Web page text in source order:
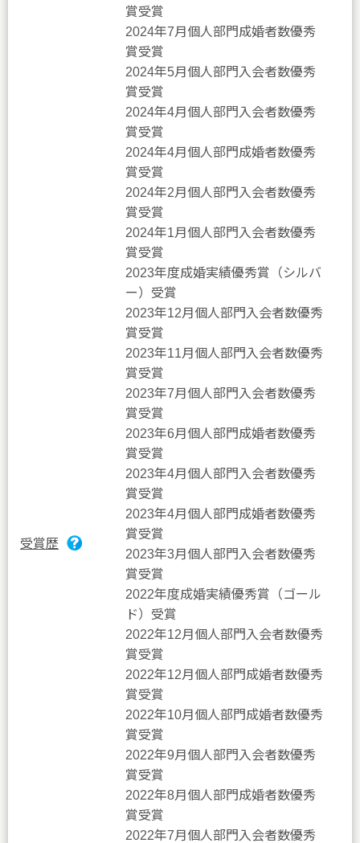
受賞歴
賞受賞
2024年7月個人部門成婚者数優秀
賞受賞
2024年5月個人部門入会者数優秀
賞受賞
2024年4月個人部門入会者数優秀
賞受賞
2024年4月個人部門成婚者数優秀
賞受賞
2024年2月個人部門入会者数優秀
賞受賞
2024年1月個人部門入会者数優秀
賞受賞
2023年度成婚実績優秀賞（シルバ
ー）受賞
2023年12月個人部門入会者数優秀
賞受賞
2023年11月個人部門入会者数優秀
賞受賞
2023年7月個人部門入会者数優秀
賞受賞
2023年6月個人部門成婚者数優秀
賞受賞
2023年4月個人部門入会者数優秀
賞受賞
2023年4月個人部門成婚者数優秀
賞受賞
2023年3月個人部門入会者数優秀
賞受賞
2022年度成婚実績優秀賞（ゴール
ド）受賞
2022年12月個人部門入会者数優秀
賞受賞
2022年12月個人部門成婚者数優秀
賞受賞
2022年10月個人部門成婚者数優秀
賞受賞
2022年9月個人部門入会者数優秀
賞受賞
2022年8月個人部門成婚者数優秀
賞受賞
2022年7月個人部門入会者数優秀